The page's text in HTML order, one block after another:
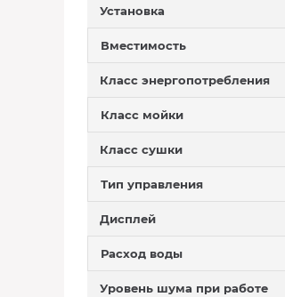
Установка
Вместимость
Класс энергопотребления
Класс мойки
Класс сушки
Тип управления
Дисплей
Расход воды
Уровень шума при работе